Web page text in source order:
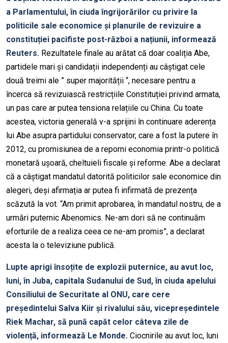
a Parlamentului, în ciuda îngrijorărilor cu privire la
politicile sale economice și planurile de revizuire a
constituției pacifiste post-război a națiunii, informează
Reuters. Rezultatele finale au arătat că doar coaliția Abe,
partidele mari și candidații independenți au câștigat cele
două treimi ale ” super majorității “, necesare pentru a
încerca să revizuiască restricțiile Constituției privind armata,
un pas care ar putea tensiona relațiile cu China. Cu toate
acestea, victoria generală v-a sprijini în continuare aderența
lui Abe asupra partidului conservator, care a fost la putere în
2012, cu promisiunea de a reporni economia printr-o politică
monetară ușoară, cheltuieli fiscale și reforme. Abe a declarat
că a câștigat mandatul datorită politicilor sale economice din
alegeri, deși afirmația ar putea fi infirmată de prezența
scăzută la vot. “Am primit aprobarea, în mandatul nostru, de a
urmări puternic Abenomics. Ne-am dori să ne continuăm
eforturile de a realiza ceea ce ne-am promis”, a declarat
acesta la o televiziune publică.
Lupte aprigi însoțite de explozii puternice, au avut loc,
luni, în Juba, capitala Sudanului de Sud, în ciuda apelului
Consiliului de Securitate al ONU, care cere
președintelui Salva Kiir și rivalului său, vicepreședintele
Riek Machar, să pună capăt celor câteva zile de
violență, informează Le Monde. Ciocnirile au avut loc, luni